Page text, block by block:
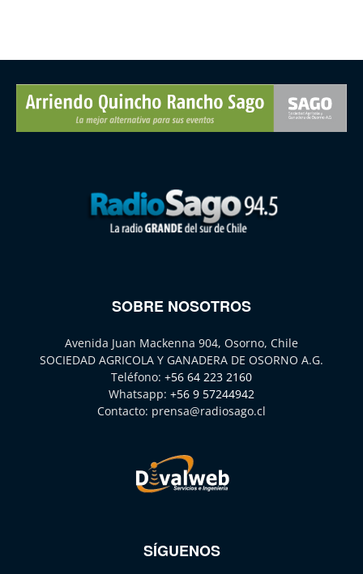
SOBRE NOSOTROS
Avenida Juan Mackenna 904, Osorno, Chile
SOCIEDAD AGRICOLA Y GANADERA DE OSORNO A.G.
Teléfono: +56 64 223 2160
Whatsapp: +56 9 57244942
Contacto: prensa@radiosago.cl
SÍGUENOS